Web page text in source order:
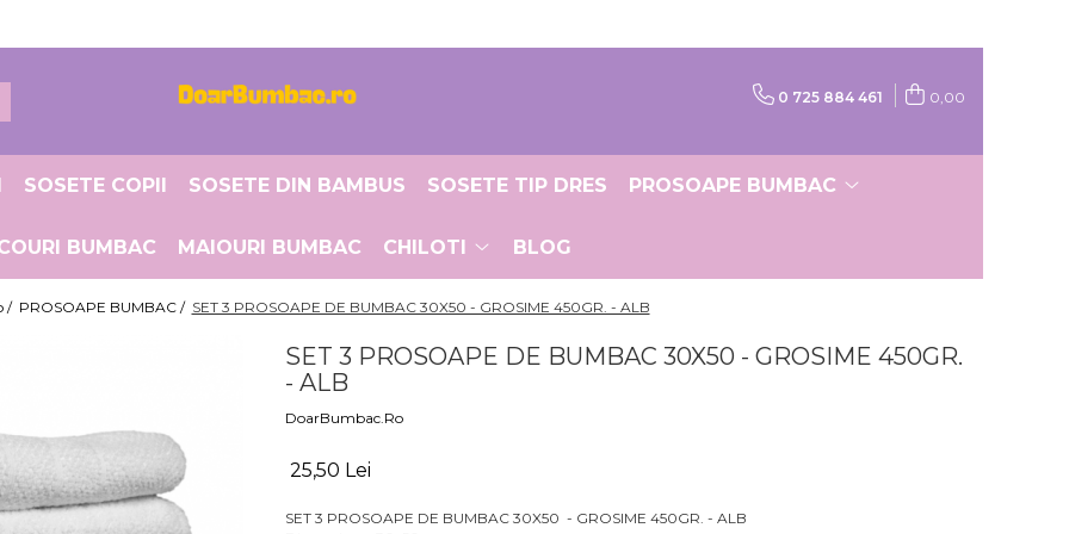
0 725 884 461 0,00
SOSETE COPII SOSETE DIN BAMBUS SOSETE TIP DRES PROSOAPE BUMBAC
BUMBAC MAIOURI BUMBAC CHILOTI BLOG
/ PROSOAPE BUMBAC / SET 3 PROSOAPE DE BUMBAC 30X50 - GROSIME 450GR. - ALB
SET 3 PROSOAPE DE BUMBAC 30X50 - GROSIME 450GR.
- ALB
DoarBumbac.Ro
25,50 Lei
SET 3 PROSOAPE DE BUMBAC 30X50 - GROSIME 450GR. - ALB